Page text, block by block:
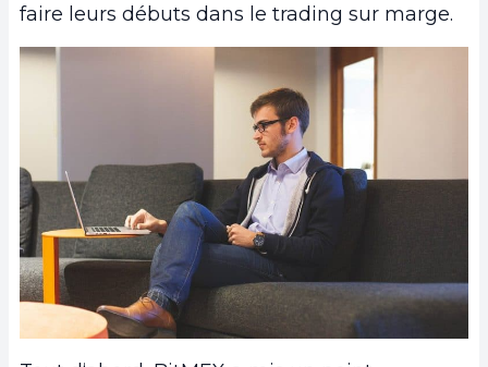
faire leurs débuts dans le trading sur marge.